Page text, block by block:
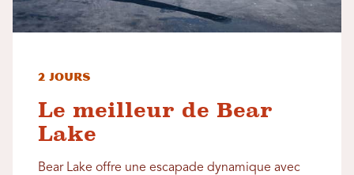
2 jours
Le meilleur de Bear
Lake
Bear Lake offre une escapade dynamique avec